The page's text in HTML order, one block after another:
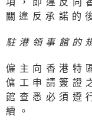
項，即違反向
關違反承諾的
駐港領事館的
僱主向香港特
傭工申請簽證
館查悉必須遵
續。